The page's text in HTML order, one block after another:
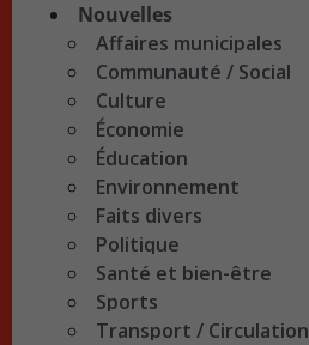
Nouvelles
Affaires municipales
Communauté / Social
Culture
Économie
Éducation
Environnement
Faits divers
Politique
Santé et bien-être
Sports
Transport / Circulation